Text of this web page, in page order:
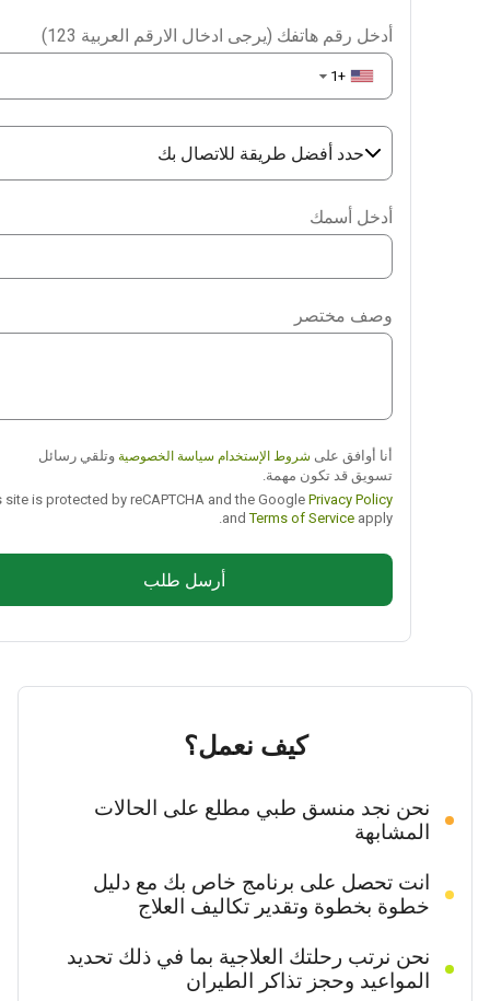
أدخل رقم هاتفك (يرجى ادخال الارقم العربية 123)
▼
حدد أفضل طريقة للاتصال بك
Phone
Telegram
أدخل أسمك
وصف مختصر
أنا أوافق علىشروط الإستخدام سياسة الخصوصيةوتلقي رسائل
تسويق قد تكون مهمة.
This site is protected by reCAPTCHA and the Google Privacy Policy
andTerms of Service
أرسل طلب
كيف نعمل؟
نحن نجد منسق طبي مطلع على الحالات
المشابهة
انت تحصل على برنامج خاص بك مع دليل
خطوة بخطوة وتقدير تكاليف العلاج
نحن نرتب رحلتك العلاجية بما في ذلك تحديد
المواعيد وحجز تذاكر الطيران